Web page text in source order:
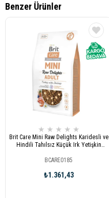
Benzer Ürünler
★ ★ ★ ★ ★
Brit Care Mini Raw Delights Karidesli ve
Hindili Tahılsız Küçük Irk Yetişkin
BCARE0185
₺1.361,43